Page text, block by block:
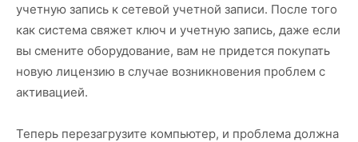
учетную запись к сетевой учетной записи. После того
как система свяжет ключ и учетную запись, даже если
вы смените оборудование, вам не придется покупать
новую лицензию в случае возникновения проблем с
активацией.
Теперь перезагрузите компьютер, и проблема должна